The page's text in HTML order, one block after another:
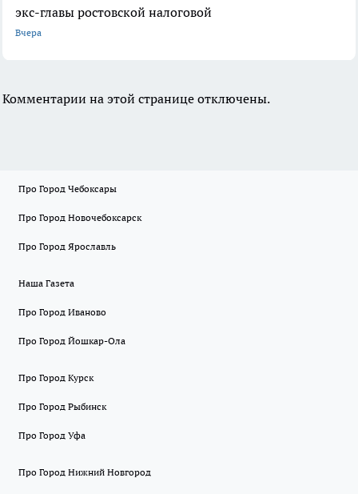
экс-главы ростовской налоговой
Вчера
Комментарии на этой странице отключены.
Про Город Чебоксары
Про Город Новочебоксарск
Про Город Ярославль
Наша Газета
Про Город Иваново
Про Город Йошкар-Ола
Про Город Курск
Про Город Рыбинск
Про Город Уфа
Про Город Нижний Новгород